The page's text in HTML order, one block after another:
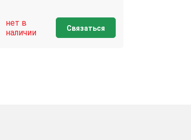
нет в
наличии
Связаться